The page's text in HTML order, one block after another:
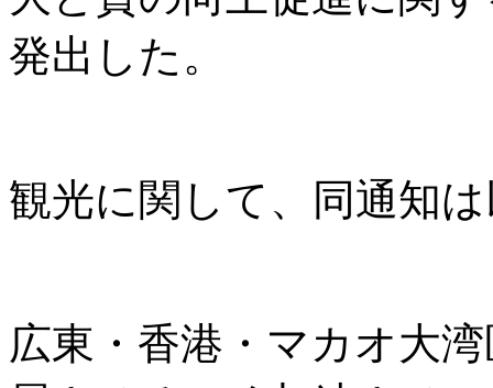
発出した。
観光に関して、同通知
広東・香港・マカオ大